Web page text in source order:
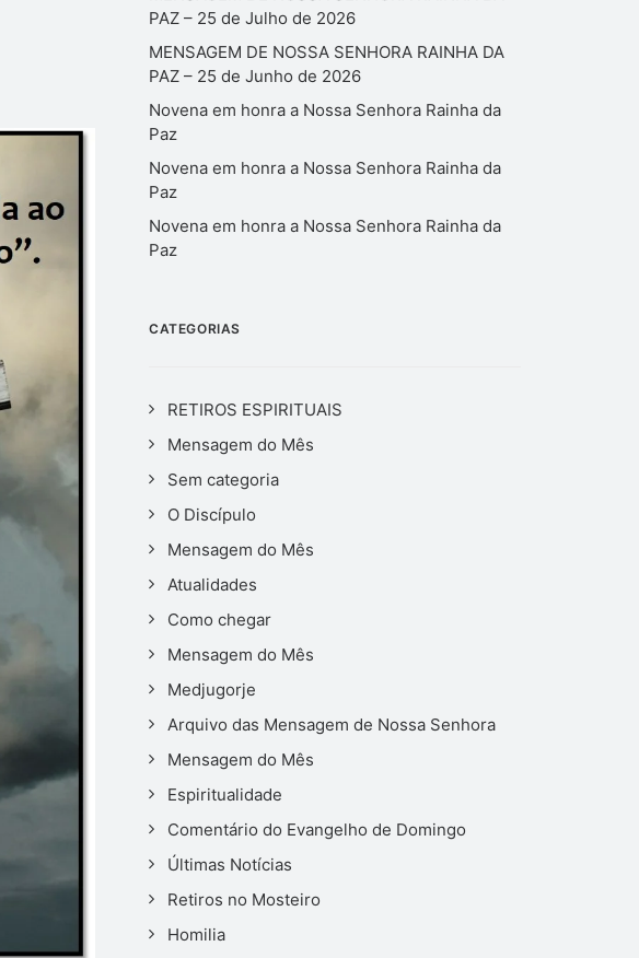
PAZ – 25 de Julho de 2026
MENSAGEM DE NOSSA SENHORA RAINHA DA
PAZ – 25 de Junho de 2026
Novena em honra a Nossa Senhora Rainha da
Paz
Novena em honra a Nossa Senhora Rainha da
Paz
Novena em honra a Nossa Senhora Rainha da
Paz
CATEGORIAS
RETIROS ESPIRITUAIS
Mensagem do Mês
Sem categoria
O Discípulo
Mensagem do Mês
Atualidades
Como chegar
Mensagem do Mês
Medjugorje
Arquivo das Mensagem de Nossa Senhora
Mensagem do Mês
Espiritualidade
Comentário do Evangelho de Domingo
Últimas Notícias
Retiros no Mosteiro
Homilia